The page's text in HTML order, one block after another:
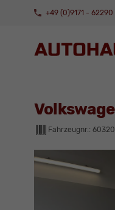
+49 (0)9171 - 62290
Fahrzeugnr.: 60320